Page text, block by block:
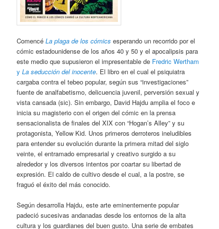
ComencéLa plaga de los cómics esperando un recorrido por el
cómic estadounidense de los años 40 y 50 y el apocalipsis para
este medio que supusieron el impresentable de Fredric Wertham
yLa seducción del inocente. El libro en el cual el psiquiatra
cargaba contra el tebeo popular, según sus “investigaciones”
fuente de analfabetismo, delicuencia juvenil, perversión sexual y
vista cansada (sic). Sin embargo, David Hajdu amplia el foco e
inicia su magisterio con el origen del cómic en la prensa
sensacionalista de finales del XIX con “Hogan’s Alley” y su
protagonista, Yellow Kid. Unos primeros derroteros ineludibles
para entender su evolución durante la primera mitad del siglo
veinte, el entramado empresarial y creativo surgido a su
alrededor y los diversos intentos por coartar su libertad de
expresión. El caldo de cultivo desde el cual, a la postre, se
fraguó el éxito del más conocido.
Según desarrolla Hajdu, este arte eminentemente popular
padeció sucesivas andanadas desde los entornos de la alta
cultura y los guardianes del buen gusto. Una serie de embates